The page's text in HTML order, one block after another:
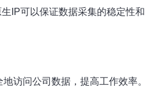
IP可以保证数据采集的稳定性和
访问公司数据，提高工作效率。